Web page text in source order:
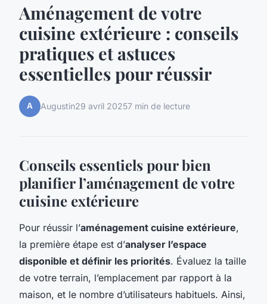
Aménagement de votre
cuisine extérieure : conseils
pratiques et astuces
essentielles pour réussir
A Augustin29 avril 20257 min de lecture
Conseils essentiels pour bien
planifier l’aménagement de votre
cuisine extérieure
Pour réussir l’aménagement cuisine extérieure,
la première étape est d’analyser l’espace
disponible et définir les priorités. Évaluez la taille
de votre terrain, l’emplacement par rapport à la
maison, et le nombre d’utilisateurs habituels. Ainsi,